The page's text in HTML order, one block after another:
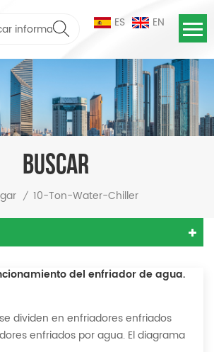
ES EN
BUSCAR
/ 10-Ton-Water-Chiller
del enfriador de agua.
dividen en enfriadores enfriados
enfriados por agua. El diagrama